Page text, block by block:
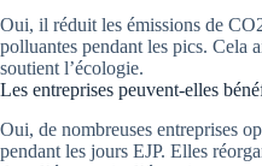
Oui, il réduit les émissions de
polluantes pendant les pics. Cela
soutient l’écologie.
Les entreprises peuvent-elles
Oui, de nombreuses entreprises
pendant les jours EJP. Elles